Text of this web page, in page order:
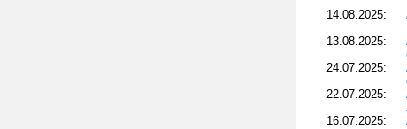
14.08.2025:
13.08.2025:
24.07.2025:
22.07.2025:
16.07.2025: